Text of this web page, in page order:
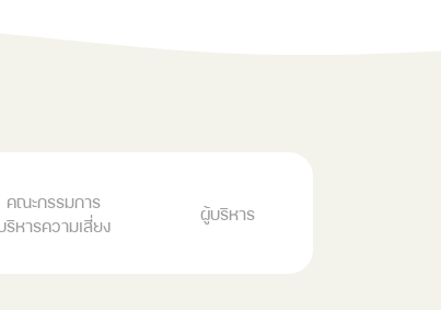
คณะกรรมการ
ริหารความเสี่ยง
ผู้บริหาร